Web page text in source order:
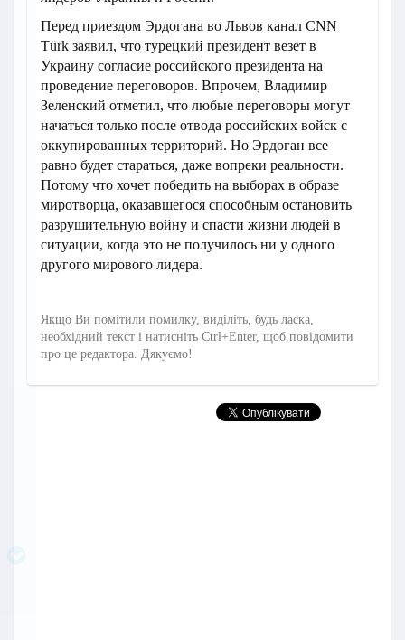
Перед приездом Эрдогана во Львов канал CNN
Türk заявил, что турецкий президент везет в
Украину согласие российского президента на
проведение переговоров. Впрочем, Владимир
Зеленский отметил, что любые переговоры могут
начаться только после отвода российских войск с
оккупированных территорий. Но Эрдоган все
равно будет стараться, даже вопреки реальности.
Потому что хочет победить на выборах в образе
миротворца, оказавшегося способным остановить
разрушительную войну и спасти жизни людей в
ситуации, когда это не получилось ни у одного
другого мирового лидера.
Якщо Ви помітили помилку, виділіть, будь ласка,
необхідний текст і натисніть Ctrl+Enter, щоб повідомити
про це редактора. Дякуємо!